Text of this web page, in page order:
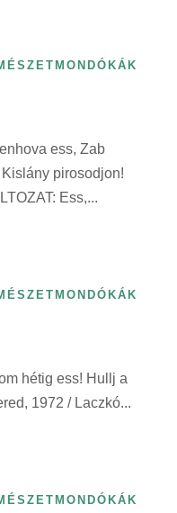
ess, Zab
pirosodjon!
Ess,...
hétig ess! Hullj a
1972 / Laczkó...